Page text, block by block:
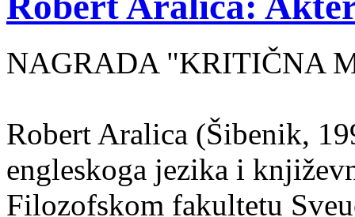
NAGRADA "KRITIČNA
Robert Aralica (Šibenik,
engleskoga jezika i
Filozofskom fakultetu